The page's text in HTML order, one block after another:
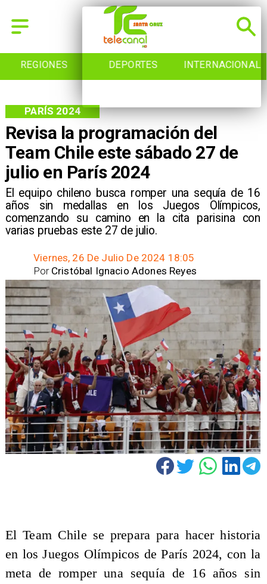
REGIONES DEPORTES INTERNACIONAL
Revisa la programación del
Team Chile este sábado 27 de
julio en París 2024
​El equipo chileno busca romper una sequía de 16
años sin medallas en los Juegos Olímpicos,
comenzando su camino en la cita parisina con
varias pruebas este 27 de julio.
PARÍS 2024
Viernes, 26 De Julio De 2024 18:05
Cristóbal Ignacio Adones Reyes
Por
El Team Chile se prepara para hacer historia
en los Juegos Olímpicos de París 2024, con la
meta de romper una sequía de 16 años sin